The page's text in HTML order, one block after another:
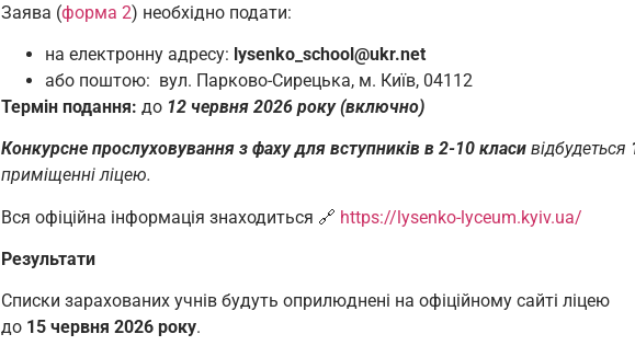
Заява (форма 2) необхідно подати:
на електронну адресу: lysenko_school@ukr.net
або поштою: вул. Парково-Сирецька, м. Київ, 04112
Термін подання: до 12 червня 2026 року (включно)
Конкурсне прослуховування з фаху для вступників в 2-10 класи відбудеться
приміщенні ліцею.
Вся офіційна інформація знаходиться 🔗 https://lysenko-lyceum.kyiv.ua/
Результати
Списки зарахованих учнів будуть оприлюднені на офіційному сайті ліцею
до 15 червня 2026 року.